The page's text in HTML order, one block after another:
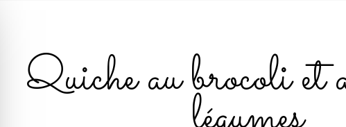
Quiche au brocoli et